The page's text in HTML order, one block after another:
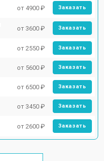
от 4900 ₽ Заказать
от 3600 ₽ Заказать
от 2550 ₽ Заказать
от 5600 ₽ Заказать
от 6500 ₽ Заказать
от 3450 ₽ Заказать
от 2600 ₽ Заказать